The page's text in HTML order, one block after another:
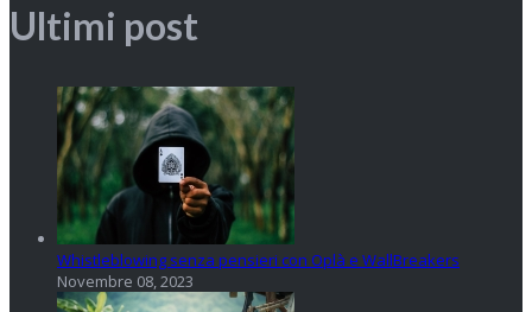
Ultimi post
Whistleblowing senza pensieri con Oplà e WallBreakers
Novembre 08, 2023